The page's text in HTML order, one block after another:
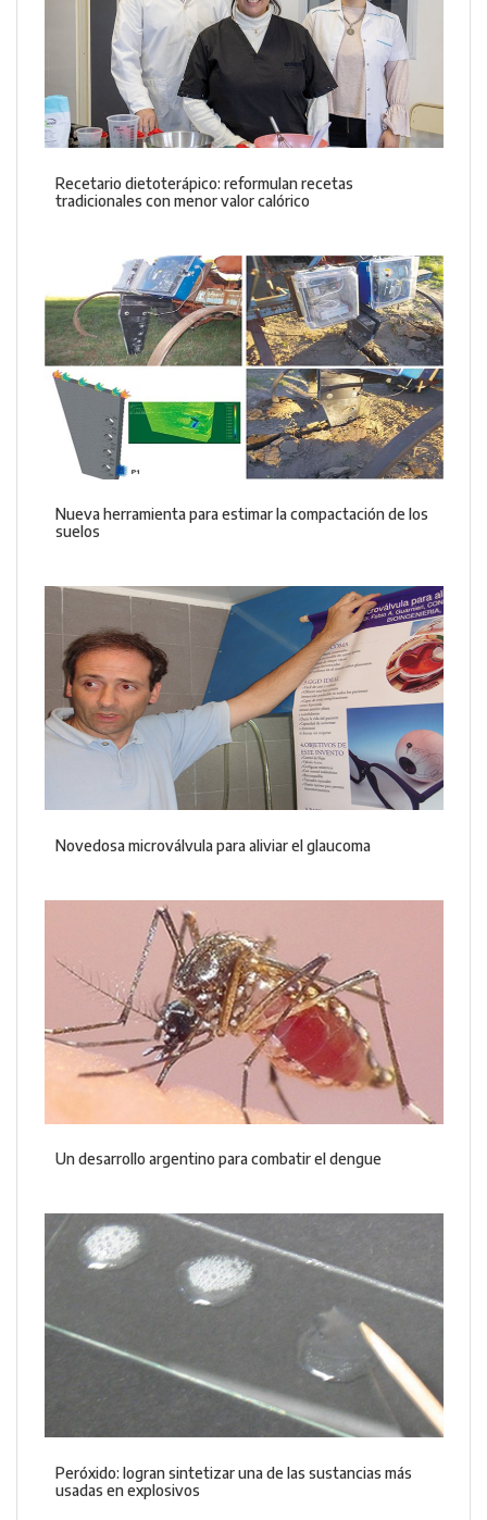
Recetario dietoterápico: reformulan recetas
tradicionales con menor valor calórico
Nueva herramienta para estimar la compactación de los
suelos
Novedosa microválvula para aliviar el glaucoma
Un desarrollo argentino para combatir el dengue
Peróxido: logran sintetizar una de las sustancias más
usadas en explosivos